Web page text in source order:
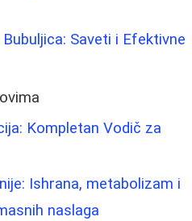
Saveti i Efektivne
Kompletan Vodič za
Ishrana, metabolizam i
naslaga